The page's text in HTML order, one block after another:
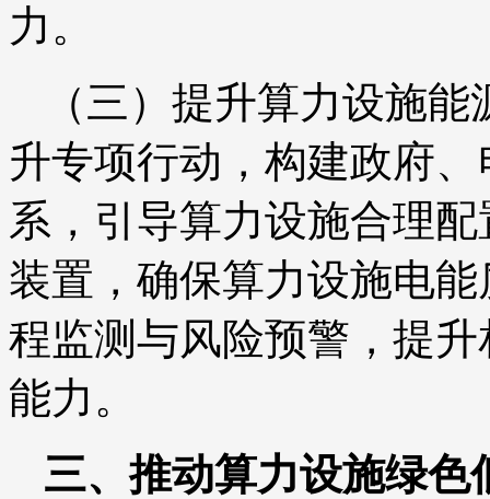
力。
（三）提升算力设施
升专项行动，构建政府
系，引导算力设施合理
装置，确保算力设施电
程监测与风险预警，提
能力。
三、推动算力设施绿色